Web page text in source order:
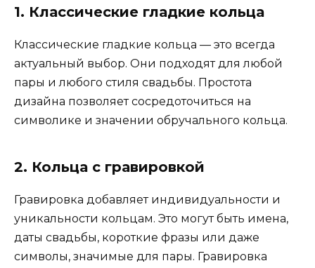
1. Классические гладкие кольца
Классические гладкие кольца — это всегда
актуальный выбор. Они подходят для любой
пары и любого стиля свадьбы. Простота
дизайна позволяет сосредоточиться на
символике и значении обручального кольца.
2. Кольца с гравировкой
Гравировка добавляет индивидуальности и
уникальности кольцам. Это могут быть имена,
даты свадьбы, короткие фразы или даже
символы, значимые для пары. Гравировка